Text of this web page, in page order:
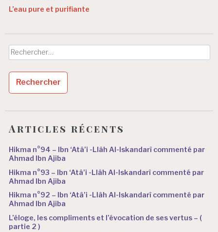
L’eau pure et purifiante
Rechercher :
Articles récents
Hikma n°94 – Ibn ‘Atâ’i -Llâh Al-Iskandarî commenté par
Ahmad Ibn Ajiba
Hikma n°93 – Ibn ‘Atâ’i -Llâh Al-Iskandarî commenté par
Ahmad Ibn Ajiba
Hikma n°92 – Ibn ‘Atâ’i -Llâh Al-Iskandarî commenté par
Ahmad Ibn Ajiba
L’éloge, les compliments et l’évocation de ses vertus – (
partie 2 )